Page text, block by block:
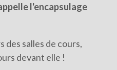
l'encapsulage
des salles de cours,
devant elle !